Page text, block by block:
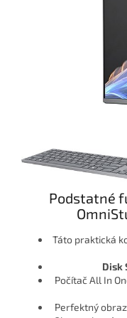
Podstatné
Táto praktická
Disk
Počítač All In
Perfektný